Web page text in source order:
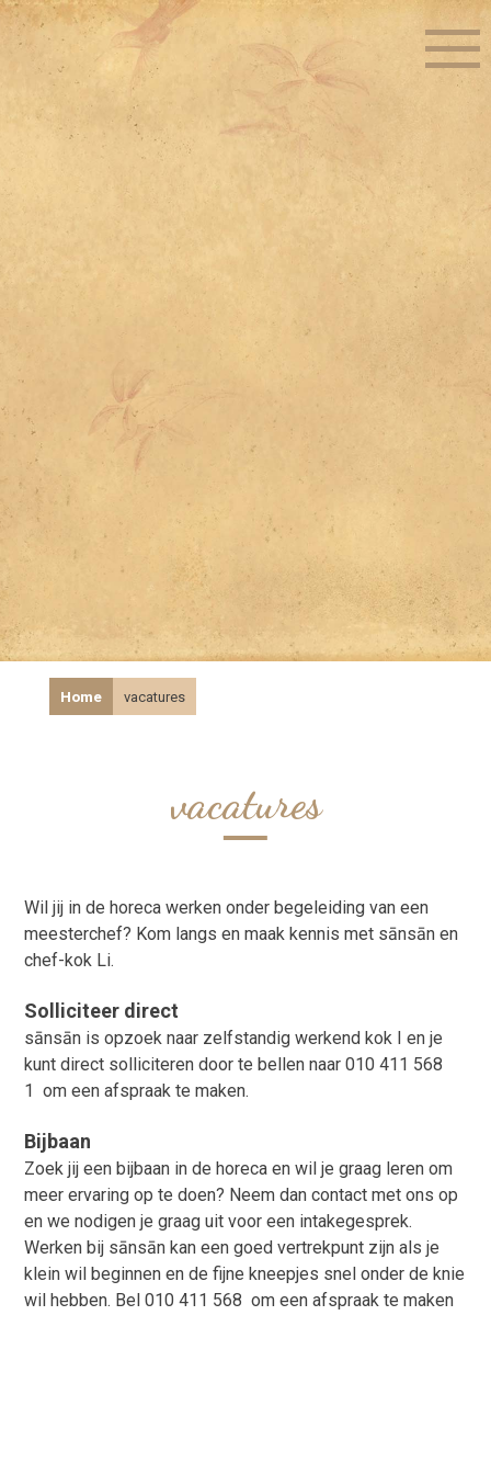
Home vacatures
vacatures
Wil jij in de horeca werken onder begeleiding van een
meesterchef? Kom langs en maak kennis met sānsān en
chef-kok Li.
Solliciteer direct
sānsān is opzoek naar zelfstandig werkend kok I en je
kunt direct solliciteren door te bellen naar 010 411 568
1 om een afspraak te maken.
Bijbaan
Zoek jij een bijbaan in de horeca en wil je graag leren om
meer ervaring op te doen? Neem dan contact met ons op
en we nodigen je graag uit voor een intakegesprek.
Werken bij sānsān kan een goed vertrekpunt zijn als je
klein wil beginnen en de fijne kneepjes snel onder de knie
wil hebben. Bel 010 411 568 om een afspraak te maken